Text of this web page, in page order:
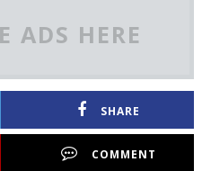
ADS HERE
SHARE
COMMENT